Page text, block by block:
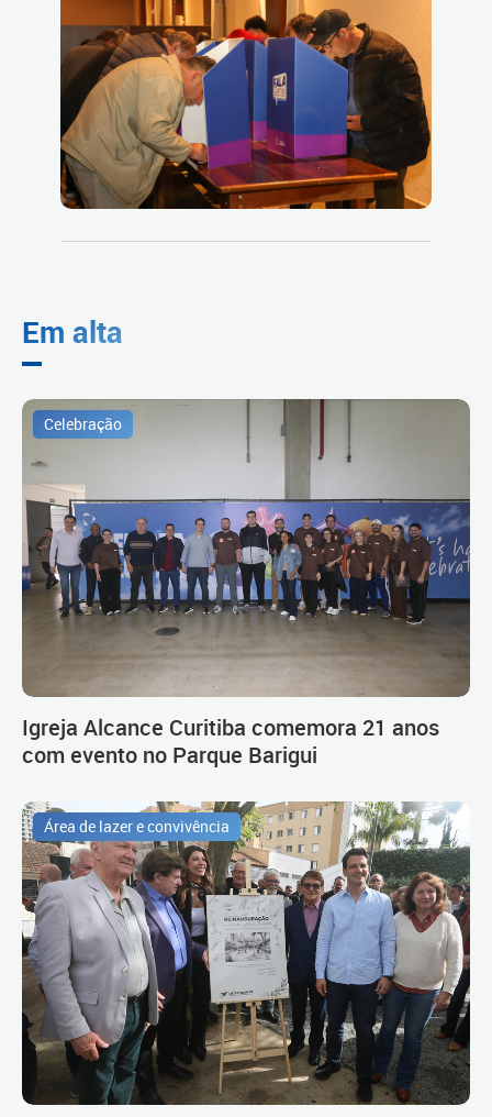
Em alta
Celebração
Igreja Alcance Curitiba comemora 21 anos
com evento no Parque Barigui
Área de lazer e convivência